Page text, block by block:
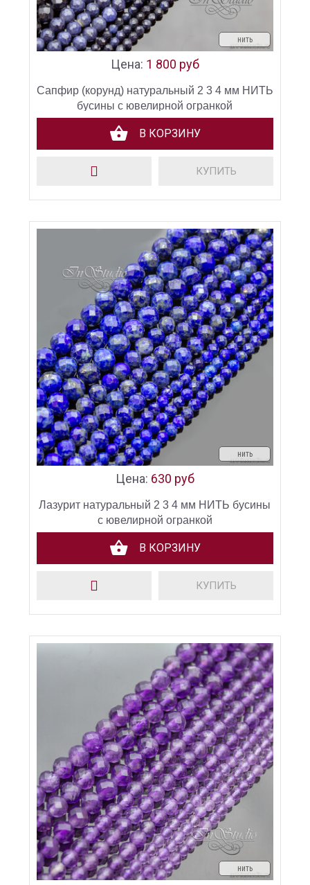
нить
Цена: 1 800 руб
Сапфир (корунд) натуральный 2 3 4 мм НИТЬ
бусины с ювелирной огранкой
В КОРЗИНУ
КУПИТЬ
нить
Цена: 630 руб
Лазурит натуральный 2 3 4 мм НИТЬ бусины
с ювелирной огранкой
В КОРЗИНУ
КУПИТЬ
нить